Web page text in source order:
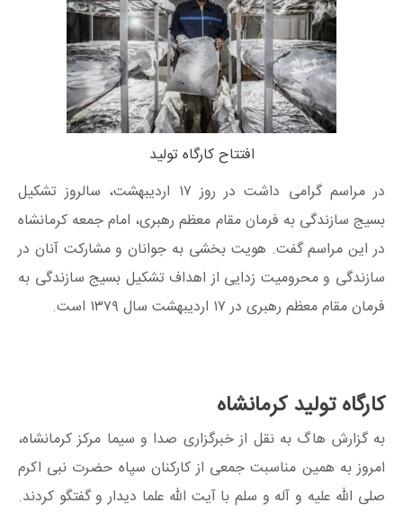
افتتاح کارگاه تولید
در مراسم گرامی داشت در روز ۱۷ اردیبهشت، سالروز تشکیل
بسیج سازندگی به فرمان مقام معظم رهبری، امام جمعه کرمانشاه
در این مراسم گفت. هویت بخشی به جوانان و مشارکت آنان در
سازندگی و محرومیت زدایی از اهداف تشکیل بسیج سازندگی به
فرمان مقام معظم رهبری در ۱۷ اردیبهشت سال ۱۳۷۹ است.
کارگاه تولید کرمانشاه
به گزارش هاگ به نقل از خبرگزاری صدا و سیما مرکز کرمانشاه،
امروز به همین مناسبت جمعی از کارکنان سپاه حضرت نبی اکرم
صلی الله علیه و آله و سلم با آیت الله علما دیدار و گفتگو کردند.